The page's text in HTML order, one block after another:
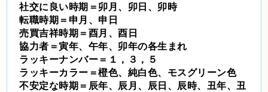
社交に良い時期＝卯月、卯日、卯時
転職時期＝申月、申日
売買吉祥時期＝酉月、酉日
協力者＝寅年、午年、卯年の各生まれ
ラッキーナンバー＝１，３，５
ラッキーカラー＝橙色、純白色、モスグリーン色
不安定な時期＝辰年、辰月、辰日、辰時、丑年、丑